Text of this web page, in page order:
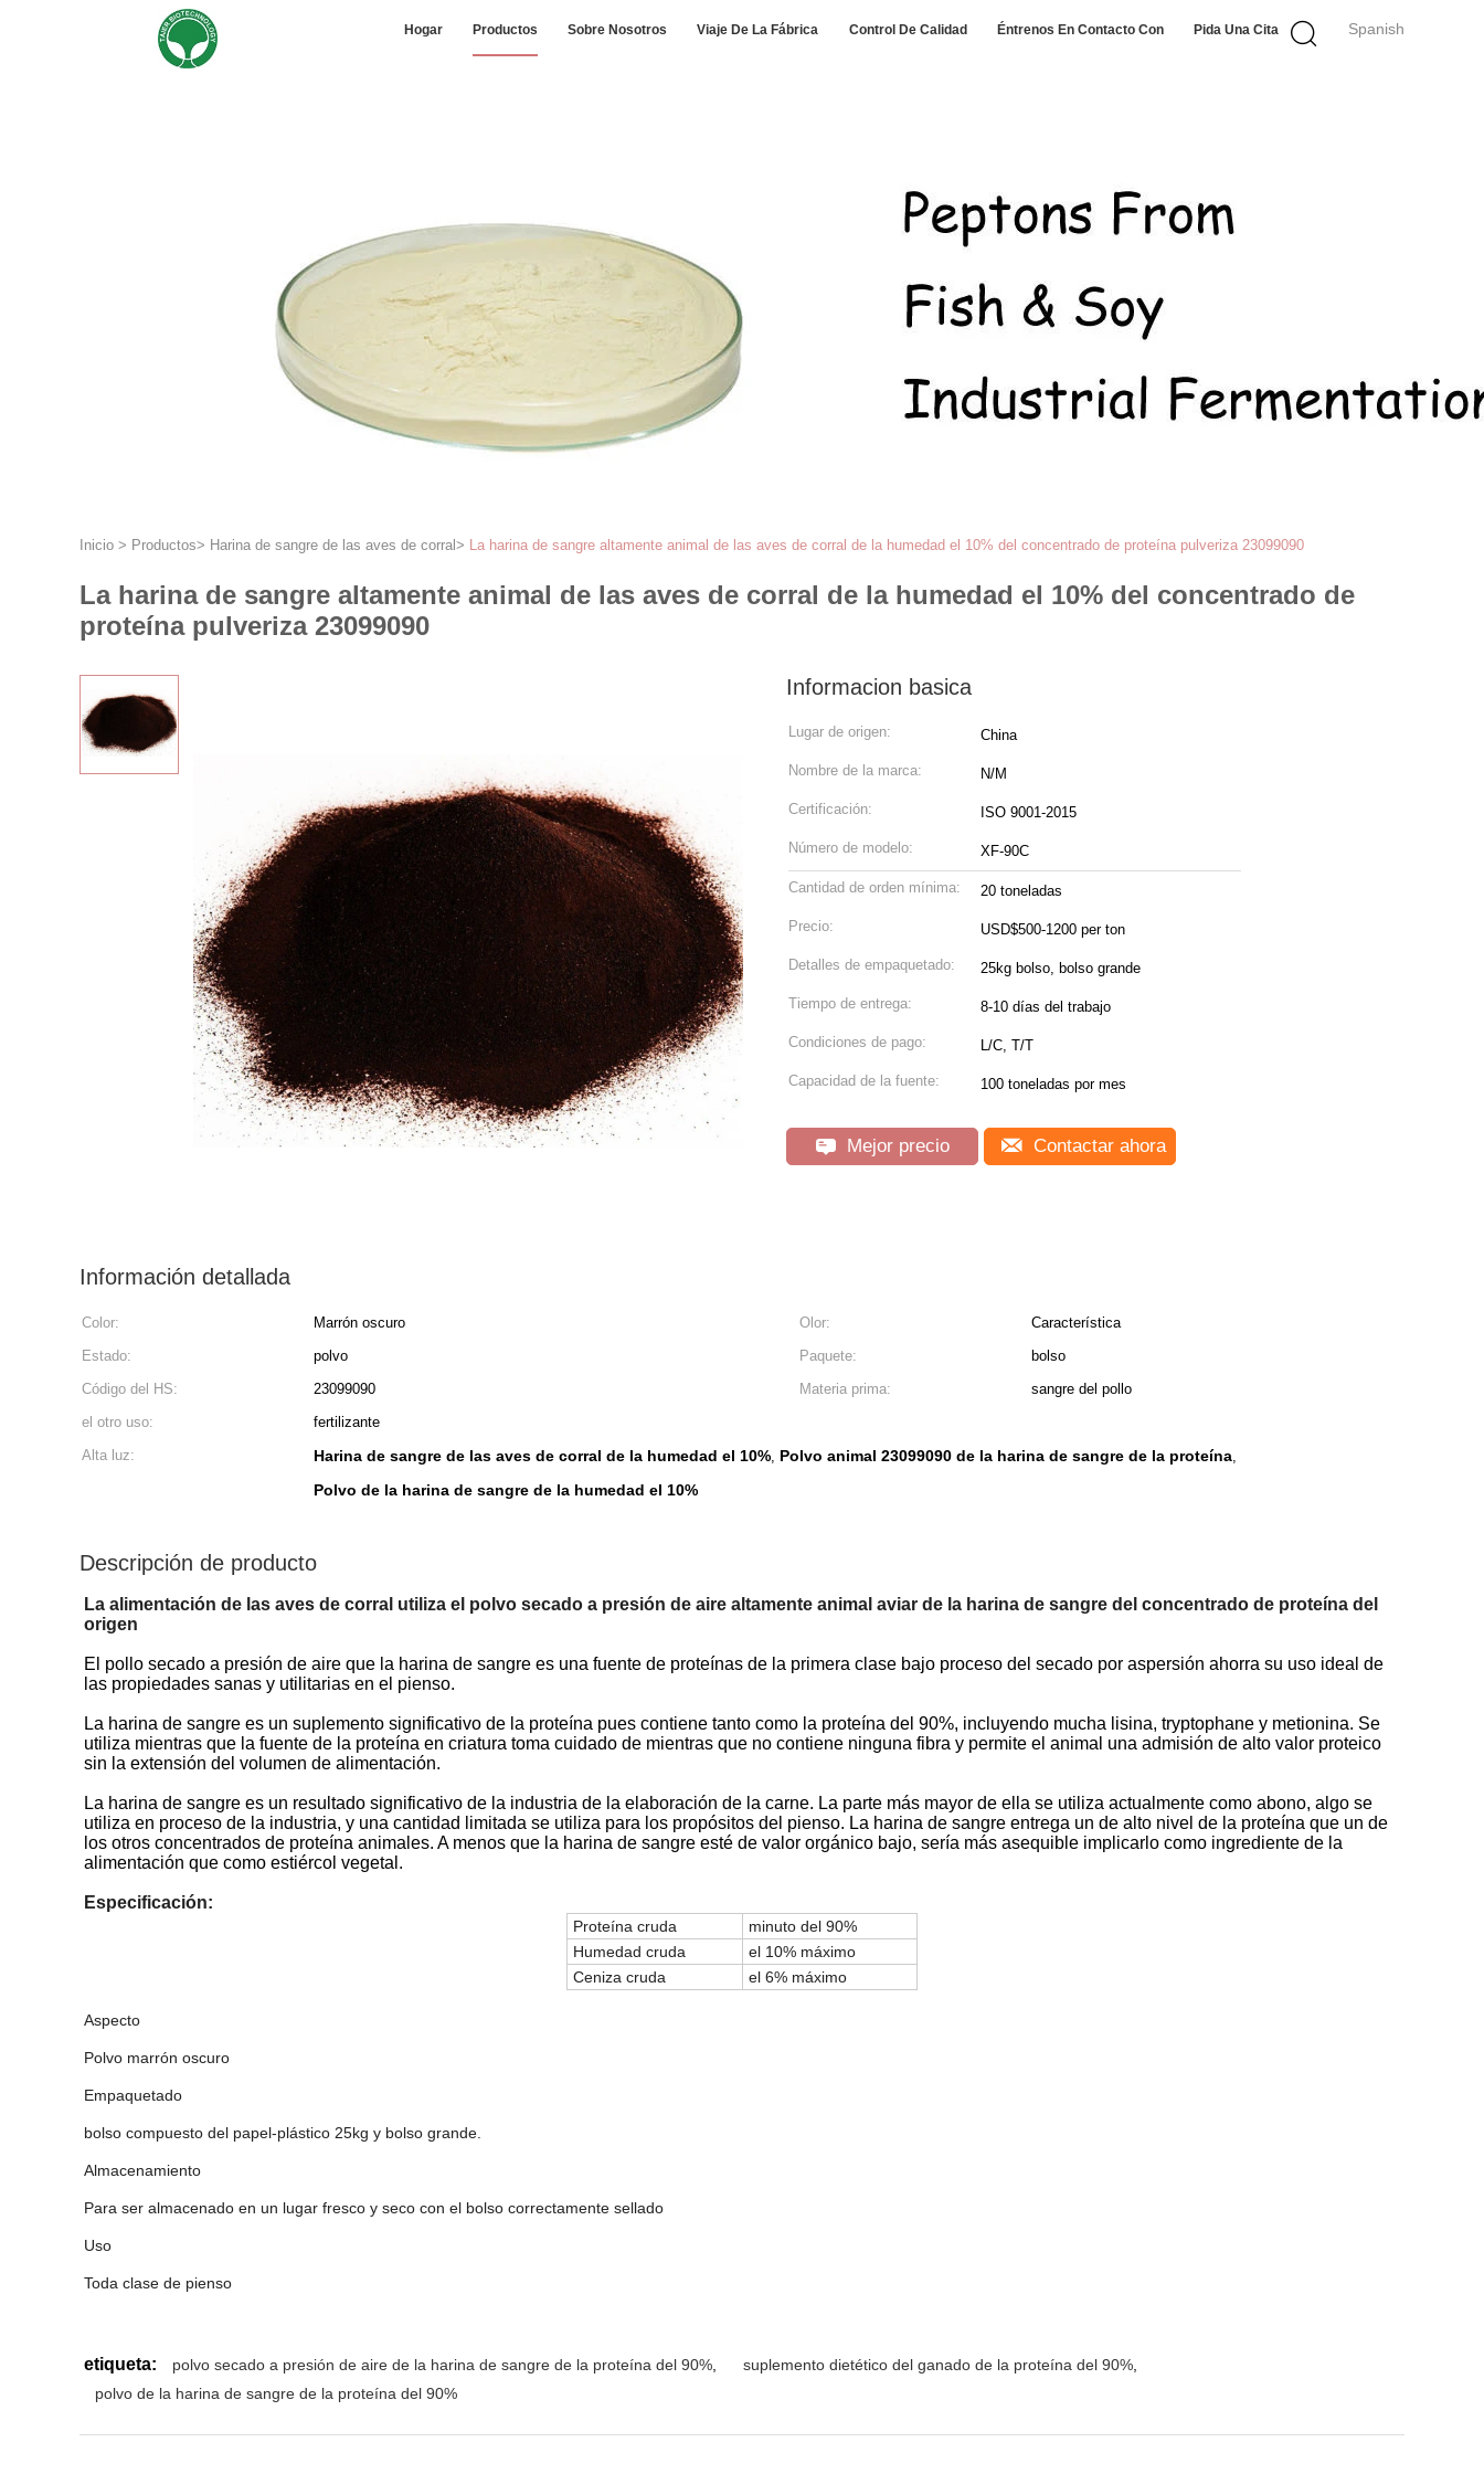
Spanish
Hogar Productos Sobre Nosotros Viaje De La Fábrica Control De Calidad Éntrenos En Contacto Con Pida Una Cita
Inicio > Productos> Harina de sangre de las aves de corral > La harina de sangre altamente animal de las aves de corral de la humedad el 10% del concentrado de proteína pulveriza 23099090
La harina de sangre altamente animal de las aves de corral de la humedad el 10% del concentrado de
proteína pulveriza 23099090
Informacion basica
Lugar de origen: China
Nombre de la marca: N/M
Certificación: ISO 9001-2015
Número de modelo: XF-90C
Cantidad de orden mínima: 20 toneladas
Precio: USD$500-1200 per ton
Detalles de empaquetado: 25kg bolso, bolso grande
Tiempo de entrega: 8-10 días del trabajo
Condiciones de pago: L/C, T/T
Capacidad de la fuente: 100 toneladas por mes
Mejor precio Contactar ahora
Información detallada
Color: Marrón oscuro Olor:
Característica
Estado:
polvo Paquete:
bolso
Código del HS:
23099090 Materia prima:
sangre del pollo
el otro uso:
fertilizante
Alta luz:
Harina de sangre de las aves de corral de la humedad el 10%, Polvo animal 23099090 de la harina de sangre de la proteína,
Polvo de la harina de sangre de la humedad el 10%
Descripción de producto
La alimentación de las aves de corral utiliza el polvo secado a presión de aire altamente animal aviar de la harina de sangre del concentrado de proteína del
origen
El pollo secado a presión de aire que la harina de sangre es una fuente de proteínas de la primera clase bajo proceso del secado por aspersión ahorra su uso ideal de
las propiedades sanas y utilitarias en el pienso.
La harina de sangre es un suplemento significativo de la proteína pues contiene tanto como la proteína del 90%, incluyendo mucha lisina, tryptophane y metionina. Se
utiliza mientras que la fuente de la proteína en criatura toma cuidado de mientras que no contiene ninguna fibra y permite el animal una admisión de alto valor proteico
sin la extensión del volumen de alimentación.
La harina de sangre es un resultado significativo de la industria de la elaboración de la carne. La parte más mayor de ella se utiliza actualmente como abono, algo se
utiliza en proceso de la industria, y una cantidad limitada se utiliza para los propósitos del pienso. La harina de sangre entrega un de alto nivel de la proteína que un de
los otros concentrados de proteína animales. A menos que la harina de sangre esté de valor orgánico bajo, sería más asequible implicarlo como ingrediente de la
alimentación que como estiércol vegetal.
Especificación:
Proteína cruda
minuto del 90%
Humedad cruda
el 10% máximo
Ceniza cruda
el 6% máximo
Aspecto
Polvo marrón oscuro
Empaquetado
bolso compuesto del papel-plástico 25kg y bolso grande.
Almacenamiento
Para ser almacenado en un lugar fresco y seco con el bolso correctamente sellado
Uso
Toda clase de pienso
etiqueta: polvo secado a presión de aire de la harina de sangre de la proteína del 90% suplemento dietético del ganado de la proteína del 90%
polvo de la harina de sangre de la proteína del 90%